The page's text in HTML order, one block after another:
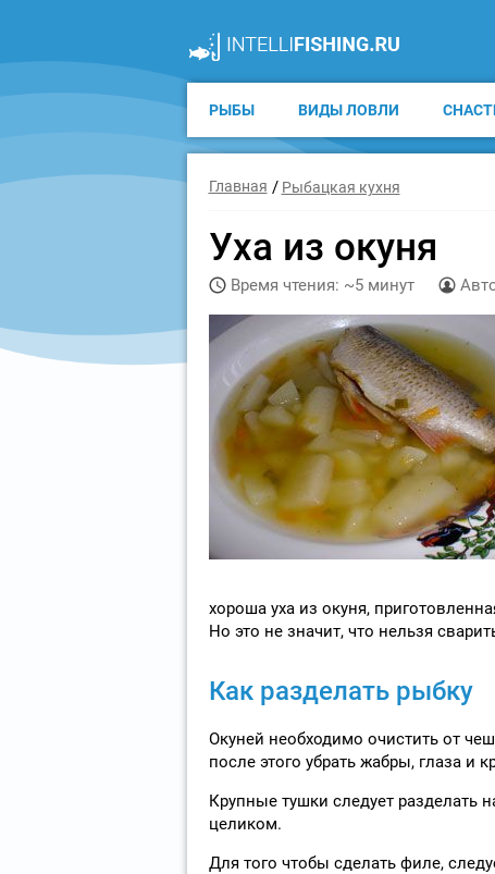
РЫБЫ ВИДЫ ЛОВЛИ
Главная Рыбацкая кухня
Уха из окуня
Время чтения: ~5 минут
хороша уха из окуня,
Но это не значит, что нельзя
Как разделать рыбку
Окуней необходимо очистить от
после этого убрать жабры, глаза и
Крупные тушки следует разделать
целиком.
Для того чтобы сделать филе,